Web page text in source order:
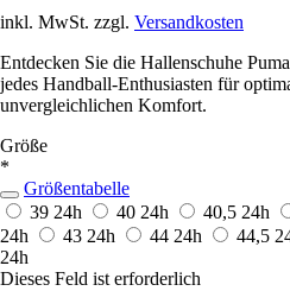
inkl. MwSt. zzgl. Versandkosten
Entdecken Sie die Hallenschuhe
jedes Handball-Enthusiasten für
unvergleichlichen Komfort.
Größe
*
Größentabelle
39 24h 40 24h 40,5 24h
24h
43 24h 44 24h 44,5
24h
Dieses Feld ist erforderlich